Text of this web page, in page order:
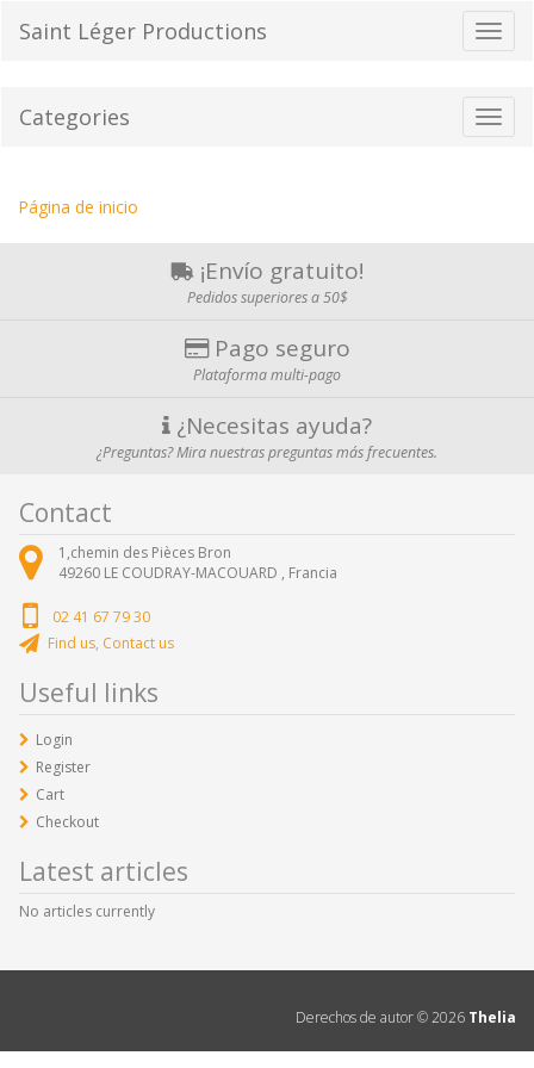
el
de
Saint Léger Productions
Categories
Estas
Página de inicio
¡Envío gratuito!
Pedidos superiores a 50$
Pago seguro
Plataforma multi-pago
¿Necesitas ayuda?
¿Preguntas? Mira nuestras preguntas más frecuentes.
Contact
1,chemin des Pièces Bron
49260 LE COUDRAY-MACOUARD , Francia
02 41 67 79 30
Find us, Contact us
Useful links
Login
Register
Cart
Checkout
Latest articles
No articles currently
Derechos de autor ©2026 Thelia